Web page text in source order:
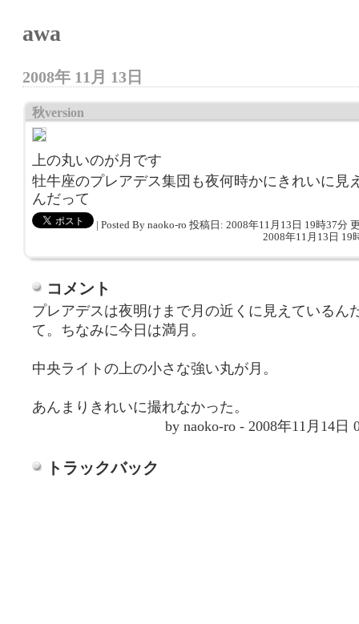
awa
2008年 11月 13日
秋version
上の丸いのが月です
牡牛座のプレアデス集団も夜何時かにきれいに見
んだって
| Posted By naoko-ro 投稿日: 2008年11月13日 19時37分
2008年11月13日 19
コメント
プレアデスは夜明けまで月の近くに見えているん
て。ちなみに今日は満月。
中央ライトの上の小さな強い丸が月。
あんまりきれいに撮れなかった。
by naoko-ro - 2008年11月14日
トラックバック